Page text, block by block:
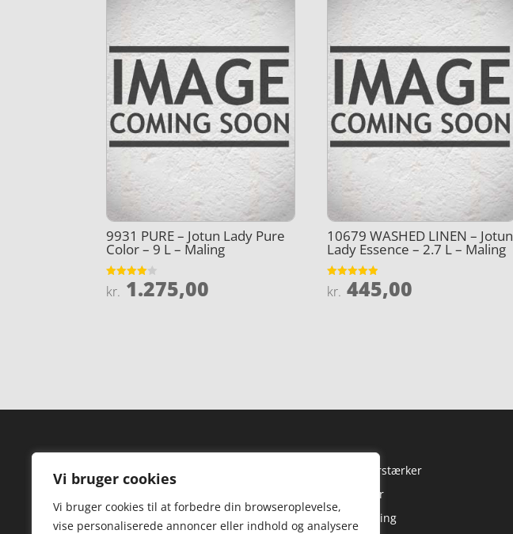
Vi bruger cookies
Vi bruger cookies til at forbedre din browseroplevelse,
vise personaliserede annoncer eller indhold og analysere
9931 PURE – Jotun Lady Pure
Color – 9 L – Maling
Vurderet
4
kr. 1.275,00
10679 WASHED LINEN – Jotun
Lady Essence – 2.7 L – Maling
Vurderet
4.9
kr. 445,00
Forside
Kontakt
HiFi Forstærker
Højtaler
Streaming